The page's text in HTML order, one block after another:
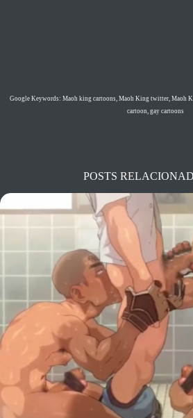
Google Keywords: Maoh king cartoons, Maoh King twitter, Maoh
cartoon, gay cartoons
POSTS